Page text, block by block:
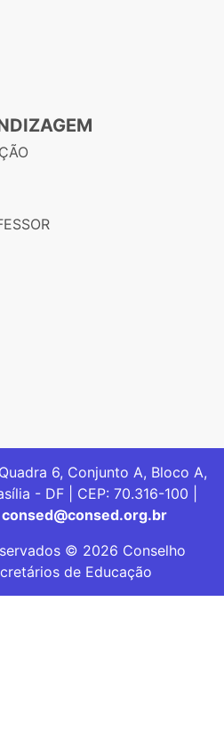
6, Conjunto A, Bloco A,
- DF | CEP: 70.316-100 |
consed@consed.org.br
© 2026 Conselho
de Educação